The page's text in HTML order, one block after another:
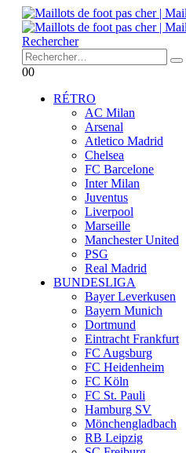
Rechercher
00
RÉTRO
AC Milan
Arsenal
Atletico Madrid
Chelsea
FC Barcelone
Inter Milan
Juventus
Liverpool
Marseille
Manchester United
PSG
Real Madrid
BUNDESLIGA
Bayer Leverkusen
Bayern Munich
Dortmund
Eintracht Frankfurt
FC Augsburg
FC Heidenheim
FC Köln
FC St. Pauli
Hamburg SV
Mönchengladbach
RB Leipzig